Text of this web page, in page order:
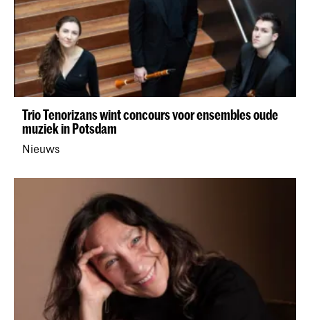
Trio Tenorizans wint concours voor ensembles oude
muziek in Potsdam
Nieuws